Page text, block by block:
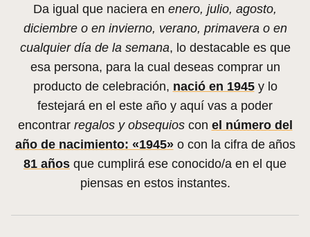
Da igual que naciera en enero, julio, agosto,
diciembre o en invierno, verano, primavera o en
cualquier día de la semana, lo destacable es que
esa persona, para la cual deseas comprar un
producto de celebración, nació en 1945y lo
festejará en el este año y aquí vas a poder
encontrarregalos y obsequioscon el número del
año de nacimiento: «1945»o con la cifra de años
81 años que cumplirá ese conocido/a en el que
piensas en estos instantes.